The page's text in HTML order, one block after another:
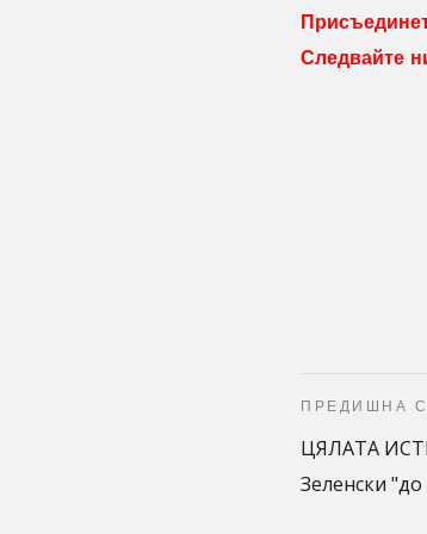
Следвайте
ПРЕДИШНА
ЦЯЛАТА
Зеленски "до